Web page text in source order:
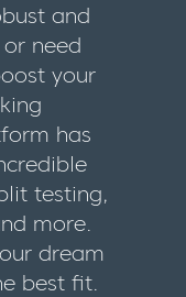
and
need
your
has
testing,
more.
dream
best fit.